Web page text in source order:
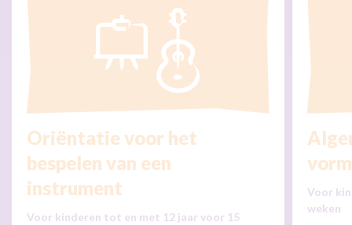
Oriëntatie voor het
bespelen van een
instrument
Voor kinderen tot en met 12 jaar voor 15
Voor
weken